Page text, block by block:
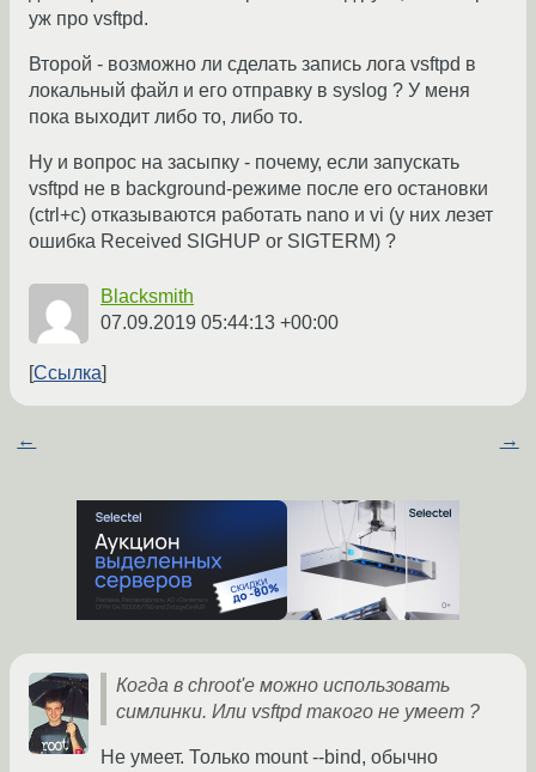
уж про vsftpd.
Второй - возможно ли сделать запись лога vsftpd в
локальный файл и его отправку в syslog ? У меня
пока выходит либо то, либо то.
Ну и вопрос на засыпку - почему, если запускать
vsftpd не в background-режиме после его остановки
(ctrl+c) отказываются работать nano и vi (у них лезет
ошибка Received SIGHUP or SIGTERM) ?
Blacksmith
07.09.2019 05:44:13 +00:00
Ссылка
← →
Когда в chroot'e можно использовать
симлинки. Или vsftpd такого не умеет ?
Не умеет. Только mount --bind, обычно